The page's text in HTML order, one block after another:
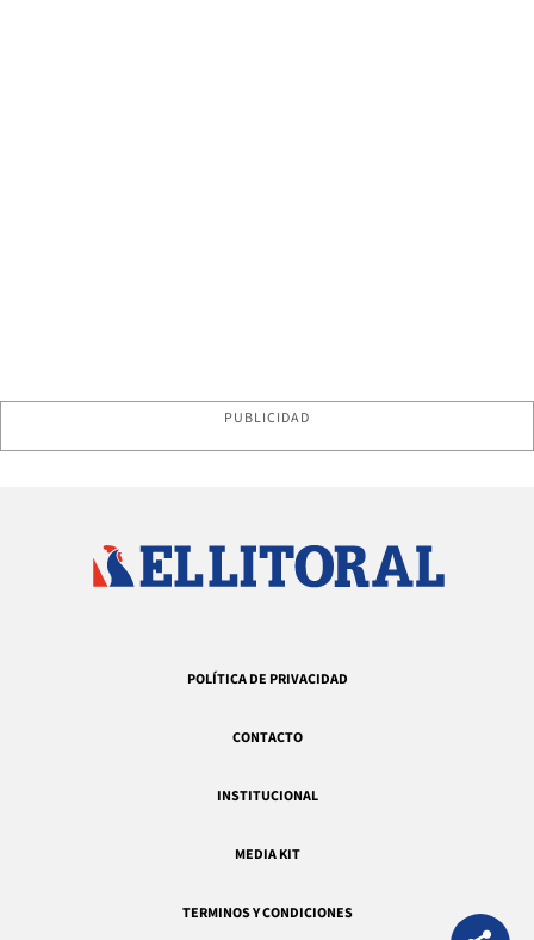
PUBLICIDAD
POLÍTICA DE PRIVACIDAD
CONTACTO
INSTITUCIONAL
MEDIA KIT
TERMINOS Y CONDICIONES